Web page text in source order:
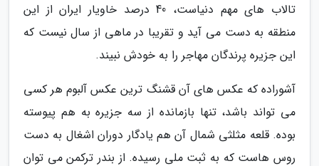
تالاب های مهم دنیاست، 40 درصد خاویار ایران از این
منطقه به دست می آید و تقریبا در ماهی از سال نیست که
این جزیره پرندگان مهاجر را به خودش نبیند.
آشوراده که عکس های آن قشنگ ترین عکس آلبوم هر کسی
می تواند باشد، تنها بازمانده از سه جزیره به هم پیوسته
بوده. قلعه مثلثی شمال آن هم یادگار دوران اشغال به دست
روس هاست که به ثبت ملی رسیده. از بندر ترکمن می توان